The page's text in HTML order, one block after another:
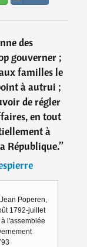
des
gouverner ;
familles le
à autrui ;
de régler
en tout
à
République.”
Poperen,
1792-juillet
l'assemblée